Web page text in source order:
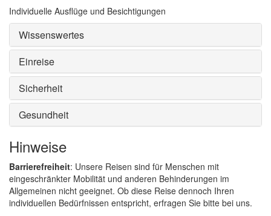
Individuelle Ausflüge und Besichtigungen
Wissenswertes
Einreise
Sicherheit
Gesundheit
Hinweise
Barrierefreiheit: Unsere Reisen sind für Menschen mit
eingeschränkter Mobilität und anderen Behinderungen im
Allgemeinen nicht geeignet. Ob diese Reise dennoch Ihren
individuellen Bedürfnissen entspricht, erfragen Sie bitte bei uns.